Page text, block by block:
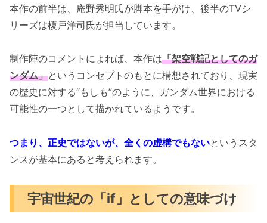
本作の前半は、庵野秀明氏が脚本を手がけ、後半のTVシ
リーズは榎戸洋司氏が担当しています。
制作陣のコメントによれば、本作は「架空戦記としてのガ
ンダム」というコンセプトのもとに構想されており、現実
の歴史に対する“もしも”のように、ガンダム世界における
可能性の一つとして描かれているようです。
つまり、正史ではないが、全くの虚構でもないというスタ
ンスが基本にあると考えられます。
宇宙世紀の「if」としての意味づけ